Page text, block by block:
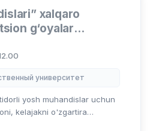
xalqaro
g‘oyalar
университет
yosh muhandislar uchun
kelajakni o'zgartira